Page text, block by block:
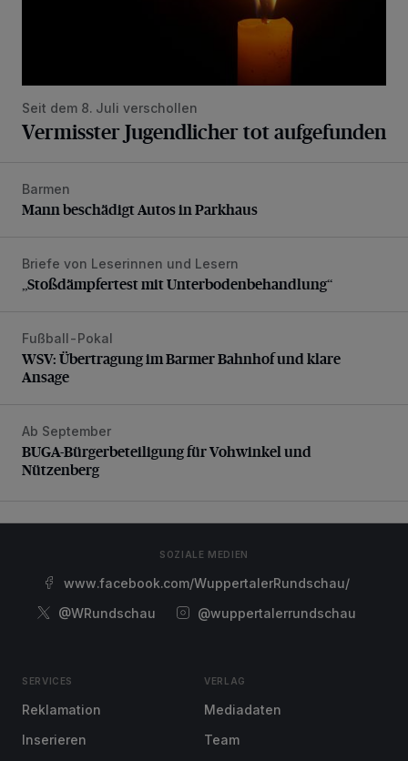
Seit dem 8. Juli verschollen
Vermisster Jugendlicher tot aufgefunden
Mann beschädigt Autos in Parkhaus
Barmen
Mann beschädigt Autos in Parkhaus
„Stoßdämpfertest mit Unterbodenbehandlung“
Briefe von Leserinnen und Lesern
„Stoßdämpfertest mit Unterbodenbehandlung“
WSV: Übertragung im Barmer Bahnhof und klare Ansage
Fußball-Pokal
WSV: Übertragung im Barmer Bahnhof und klare
Ansage
BUGA-Bürgerbeteiligung für Vohwinkel und Nützenberg
Ab September
BUGA-Bürgerbeteiligung für Vohwinkel und
Nützenberg
SOZIALE MEDIEN
www.facebook.com/WuppertalerRundschau/
@WRundschau
@wuppertalerrundschau
SERVICES
Reklamation
Inserieren
VERLAG
Mediadaten
Team